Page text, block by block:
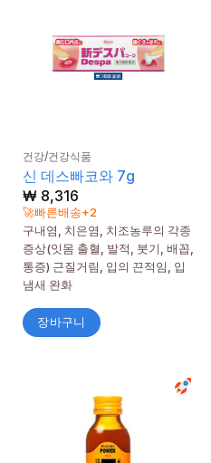
건강/건강식품
신 데스빠코와 7g
₩8,316
🚀빠른배송+2
구내염, 치은염, 치조농루의 각종
증상(잇몸 출혈, 발적, 붓기, 배꼽,
통증) 근질거림, 입의 끈적임, 입
냄새 완화
장바구니